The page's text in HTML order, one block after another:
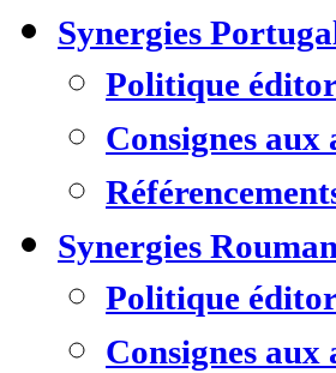
Synergies
Politique
Consignes aux
Synergies
Politique
Consignes aux